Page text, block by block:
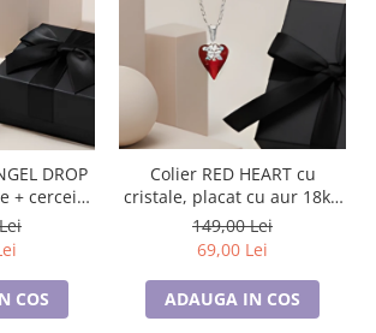
DROP
+ cercei
COS
Colier RED HEART cu
cristale, placat cu aur 18k -
Accesoriu Luxury al Iubirii
149,00 Lei
69,00 Lei
ADAUGA IN COS